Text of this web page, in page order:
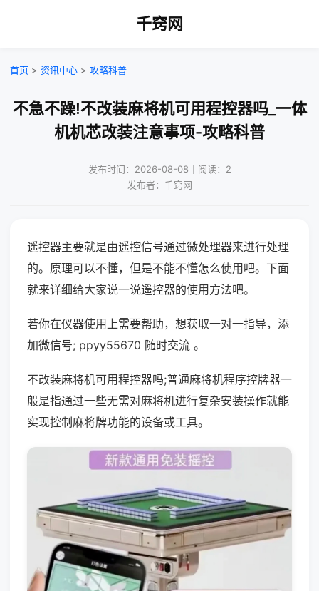
千窍网
首页 > 资讯中心 > 攻略科普
不急不躁!不改装麻将机可用程控器吗_一体
机机芯改装注意事项-攻略科普
发布时间：2026-08-08｜阅读：2
发布者：千窍网
遥控器主要就是由遥控信号通过微处理器来进行处理
的。原理可以不懂，但是不能不懂怎么使用吧。下面
就来详细给大家说一说遥控器的使用方法吧。
若你在仪器使用上需要帮助，想获取一对一指导，添
加微信号; ppyy55670 随时交流 。
不改装麻将机可用程控器吗;普通麻将机程序控牌器一
般是指通过一些无需对麻将机进行复杂安装操作就能
实现控制麻将牌功能的设备或工具。